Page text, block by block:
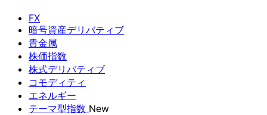
FX
暗号資産デリバティブ
貴金属
株価指数
株式デリバティブ
コモディティ
エネルギー
テーマ型指数 New